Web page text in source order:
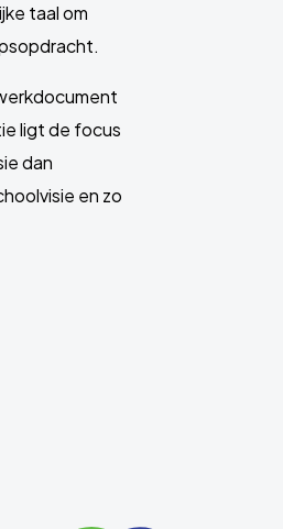
taal om
ligt de focus
dan
en zo